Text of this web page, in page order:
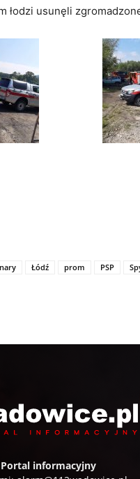
łodzi usunęli
Łódź prom PSP
Portal informacyjny